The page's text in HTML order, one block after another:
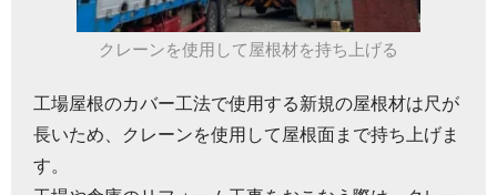
クレーンを使用して屋根材を持ち上げる
工場屋根のカバー工法で使用する新規の屋根材は尺が
長いため、クレーンを使用して屋根面まで持ち上げま
す。